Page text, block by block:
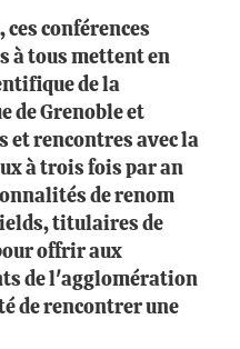
conférences
à tous mettent en
de la
de Grenoble et
et rencontres avec la
à trois fois par an
de renom
titulaires de
offrir aux
de l'agglomération
de rencontrer une